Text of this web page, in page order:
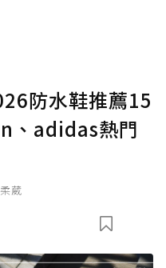
防水鞋推薦15
、adidas熱門
葳